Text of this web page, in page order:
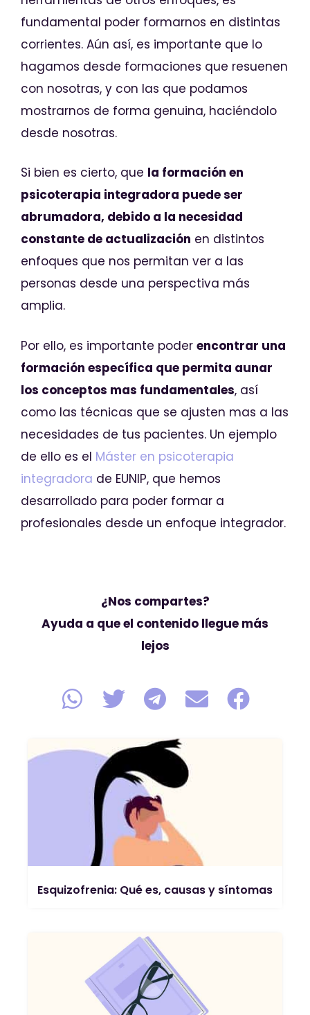
fundamental poder formarnos en distintas
corrientes. Aún así, es importante que lo
hagamos desde formaciones que resuenen
con nosotras, y con las que podamos
mostrarnos de forma genuina, haciéndolo
desde nosotras.
Si bien es cierto, que la formación en
psicoterapia integradora puede ser
abrumadora, debido a la necesidad
constante de actualización en distintos
enfoques que nos permitan ver a las
personas desde una perspectiva más
amplia.
Por ello, es importante poder encontrar una
formación específica que permita aunar
los conceptos mas fundamentales, así
como las técnicas que se ajusten mas a las
necesidades de tus pacientes. Un ejemplo
de ello es el Máster en psicoterapia
integradora de EUNIP, que hemos
desarrollado para poder formar a
profesionales desde un enfoque integrador.
¿Nos compartes?
Ayuda a que el contenido llegue más
lejos
Esquizofrenia: Qué es, causas y síntomas